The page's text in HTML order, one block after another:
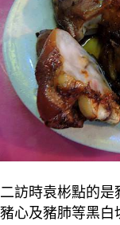
二訪時袁彬點的是
豬心及豬肺等黑白